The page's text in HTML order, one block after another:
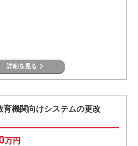
詳細を見る
育機関向けシステムの更改
万円